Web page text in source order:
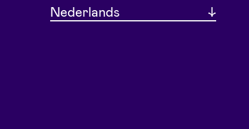
Nederlands